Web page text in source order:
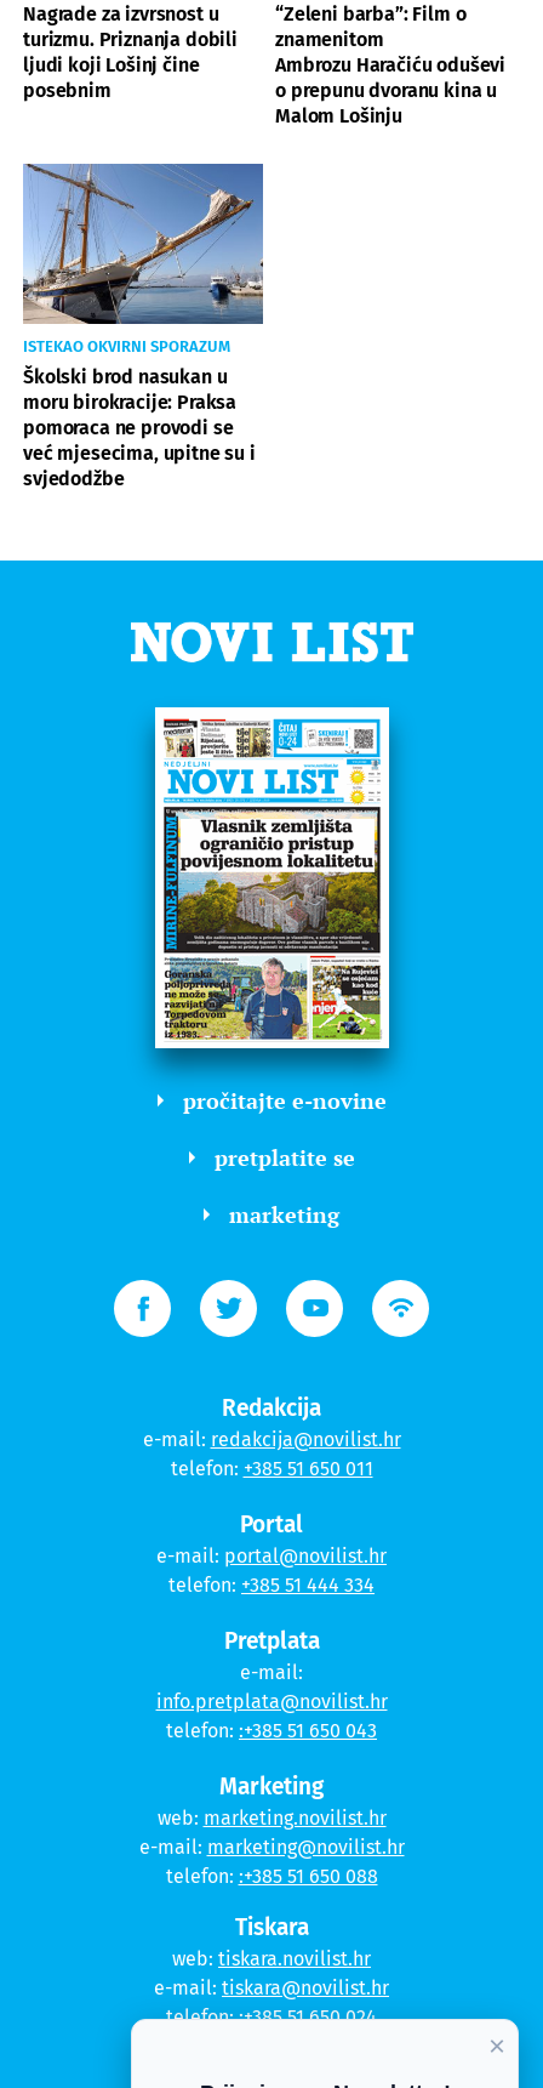
Nagrade za izvrsnost u
turizmu. Priznanja dobili
ljudi koji Lošinj čine
posebnim
“Zeleni barba”: Film o
znamenitom
Ambrozu Haračiću oduševi
o prepunu dvoranu kina u
Malom Lošinju
ISTEKAO OKVIRNI SPORAZUM
Školski brod nasukan u
moru birokracije: Praksa
pomoraca ne provodi se
već mjesecima, upitne su i
svjedodžbe
pročitajte e-novine
pretplatite se
marketing
Redakcija
e-mail: redakcija@novilist.hr
telefon: +385 51 650 011
Portal
e-mail: portal@novilist.hr
telefon: +385 51 444 334
Pretplata
e-mail:
info.pretplata@novilist.hr
telefon: :+385 51 650 043
Marketing
web: marketing.novilist.hr
e-mail: marketing@novilist.hr
telefon: :+385 51 650 088
Tiskara
web: tiskara.novilist.hr
e-mail: tiskara@novilist.hr
telefon::+385 51 650 024
×